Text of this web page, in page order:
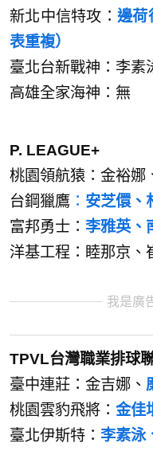
新北中信特攻： 邊荷
表重複）
臺北台新戰神：李素
高雄全家海神：無
P. LEAGUE+
桃園領航猿：金裕娜
台鋼獵鷹 ： 安芝儇、
富邦勇士： 李雅英、
洋基工程：睦那京、
我是廣
TPVL台灣職業排球
臺中連莊：金吉娜、
桃園雲豹飛將： 金佳
臺北伊斯特： 李素泳